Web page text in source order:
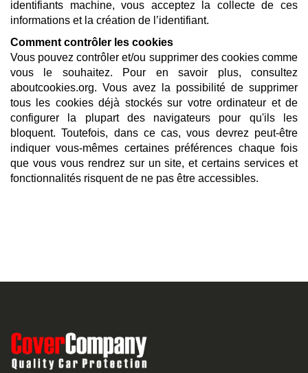
identifiants machine, vous acceptez la collecte de ces
informations et la création de l’identifiant.
Comment contrôler les cookies
Vous pouvez contrôler et/ou supprimer des cookies comme
vous le souhaitez. Pour en savoir plus, consultez
aboutcookies.org. Vous avez la possibilité de supprimer
tous les cookies déjà stockés sur votre ordinateur et de
configurer la plupart des navigateurs pour qu'ils les
bloquent. Toutefois, dans ce cas, vous devrez peut-être
indiquer vous-mêmes certaines préférences chaque fois
que vous vous rendrez sur un site, et certains services et
fonctionnalités risquent de ne pas être accessibles.